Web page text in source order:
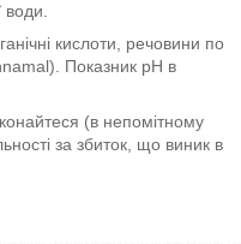
води.
кислоти, речовини по
Показник pH в
(в непомітному
за збиток, що виник в